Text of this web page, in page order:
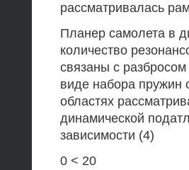
рассматривалась
Планер самолета в
количество
связаны с
виде набора пружин
областях
динамической
зависимости (4)
0 < 20